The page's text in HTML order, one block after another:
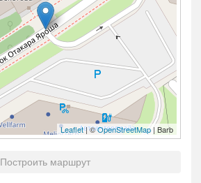
Leaflet| ©OpenStreetMap | Barb
Построить маршрут